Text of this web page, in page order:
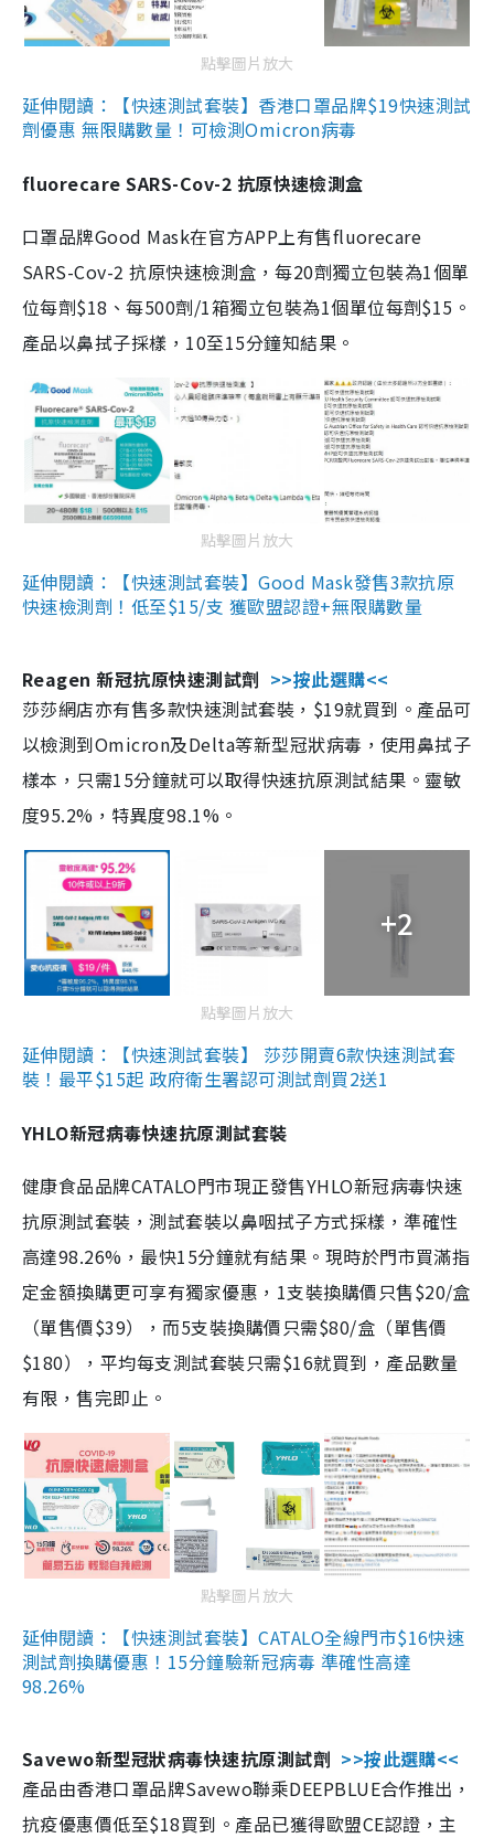
點擊圖片放大
延伸閱讀：【快速測試套裝】香港口罩品牌$19快速測試
劑優惠 無限購數量！可檢測Omicron病毒
fluorecare SARS-Cov-2 抗原快速檢測盒
口罩品牌Good Mask在官方APP上有售fluorecare
SARS-Cov-2 抗原快速檢測盒，每20劑獨立包裝為1個單
位每劑$18、每500劑/1箱獨立包裝為1個單位每劑$15。
產品以鼻拭子採樣，10至15分鐘知結果。
點擊圖片放大
延伸閱讀：【快速測試套裝】Good Mask發售3款抗原
快速檢測劑！低至$15/支 獲歐盟認證+無限購數量
Reagen 新冠抗原快速測試劑 >>按此選購<<
莎莎網店亦有售多款快速測試套裝，$19就買到。產品可
以檢測到Omicron及Delta等新型冠狀病毒，使用鼻拭子
樣本，只需15分鐘就可以取得快速抗原測試結果。靈敏
度95.2%，特異度98.1%。
+2
點擊圖片放大
延伸閱讀：【快速測試套裝】 莎莎開賣6款快速測試套
裝！最平$15起 政府衛生署認可測試劑買2送1
YHLO新冠病毒快速抗原測試套裝
健康食品品牌CATALO門市現正發售YHLO新冠病毒快速
抗原測試套裝，測試套裝以鼻咽拭子方式採樣，準確性
高達98.26%，最快15分鐘就有結果。現時於門市買滿指
定金額換購更可享有獨家優惠，1支裝換購價只售$20/盒
（單售價$39），而5支裝換購價只需$80/盒（單售價
$180），平均每支測試套裝只需$16就買到，產品數量
有限，售完即止。
點擊圖片放大
延伸閱讀：【快速測試套裝】CATALO全線門市$16快速
測試劑換購優惠！15分鐘驗新冠病毒 準確性高達
98.26%
Savewo新型冠狀病毒快速抗原測試劑 >>按此選購<<
產品由香港口罩品牌Savewo聯乘DEEPBLUE合作推出，
抗疫優惠價低至$18買到。產品已獲得歐盟CE認證，主